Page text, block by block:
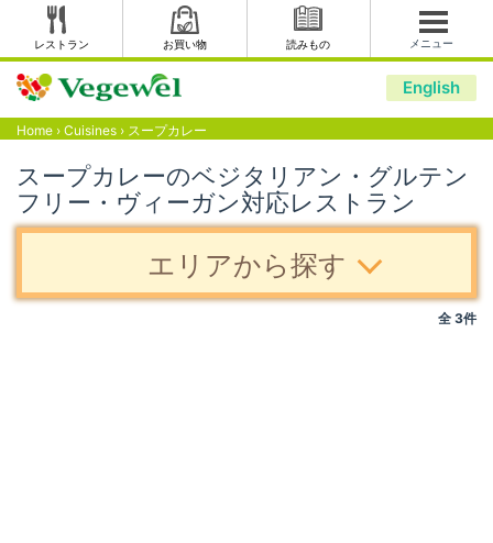
レストラン お買い物 読みもの メニュー
English
Home › Cuisines › スープカレー
スープカレーのベジタリアン・グルテン
フリー・ヴィーガン対応レストラン
エリアから探す
全 3件